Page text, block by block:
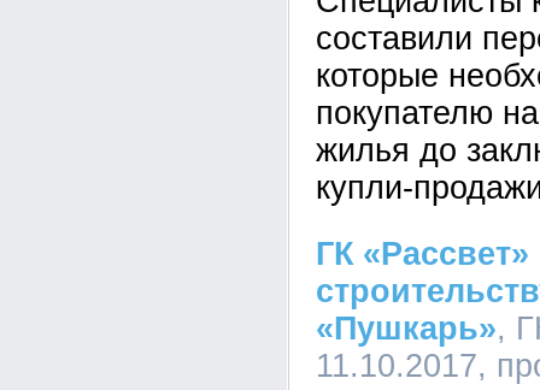
составили
которые
покупателю
жилья до
купли-
ГК
«Пушкарь»,
11.10.2017,